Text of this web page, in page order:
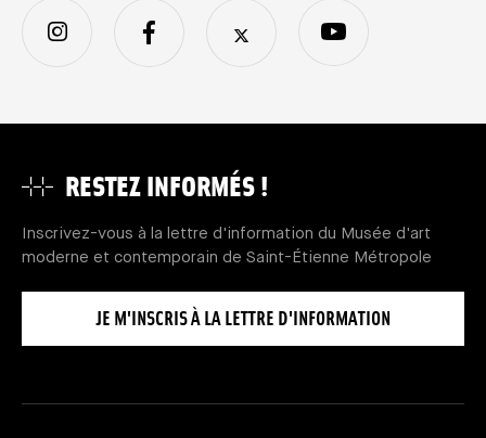
RESTEZ INFORMÉS !
Inscrivez-vous à la lettre d'information du Musée d'art
moderne et contemporain de Saint-Étienne Métropole
JE M'INSCRIS À LA LETTRE D'INFORMATION